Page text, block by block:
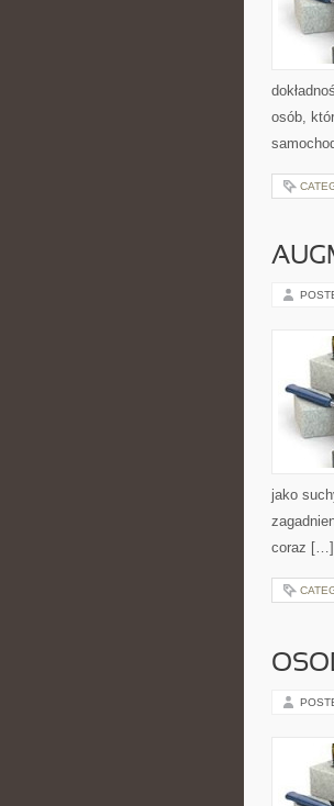
osób,
jako
coraz […]